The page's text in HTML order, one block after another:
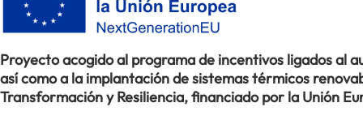
Proyecto acogido al programa de incentivos ligados al
así como a la implantación de sistemas térmicos
Transformación y Resiliencia, financiado por la Unión